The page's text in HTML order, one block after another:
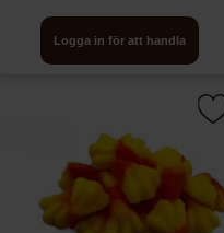
Logga in för att handla